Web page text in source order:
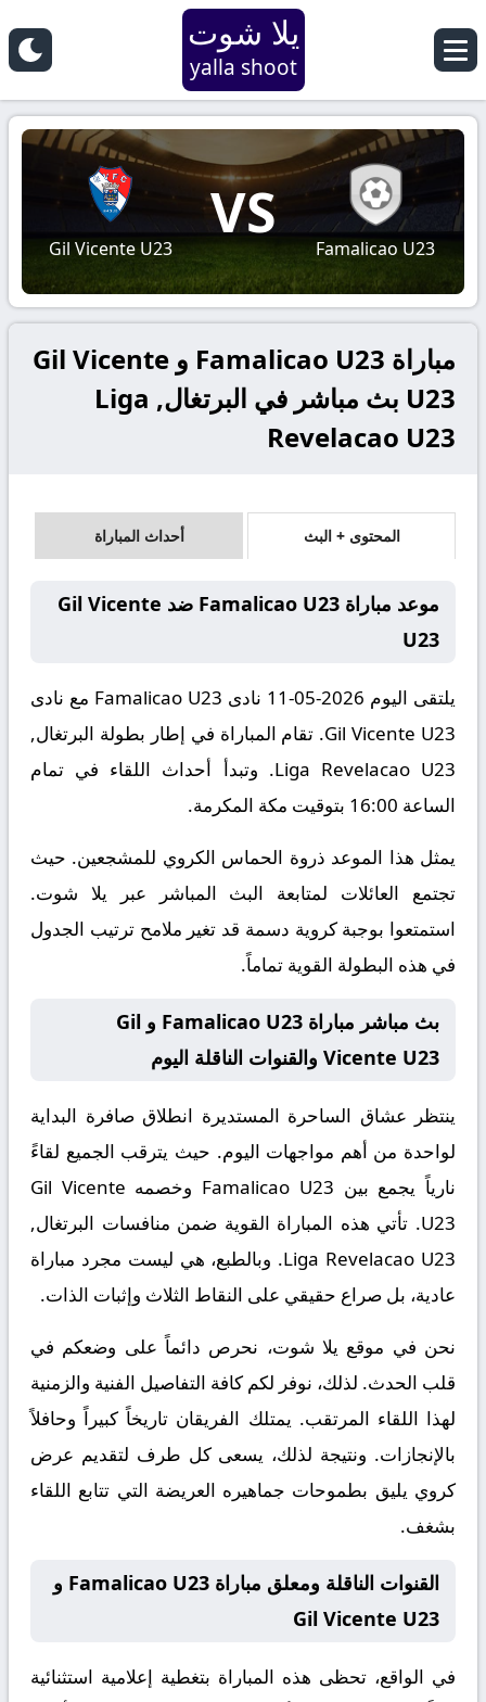
يلا شوت
yalla shoot
Famalicao U23
VS
Gil Vicente U23
مباراة Famalicao U23 و Gil Vicente
U23 بث مباشر في البرتغال, Liga
Revelacao U23
المحتوى + البث أحداث المباراة
موعد مباراة Famalicao U23 ضد Gil Vicente
U23
يلتقى اليوم 2026-05-11 نادى Famalicao U23 مع نادى
Gil Vicente U23. تقام المباراة في إطار بطولة البرتغال,
Liga Revelacao U23. وتبدأ أحداث اللقاء في تمام
الساعة 16:00 بتوقيت مكة المكرمة.
يمثل هذا الموعد ذروة الحماس الكروي للمشجعين. حيث
تجتمع العائلات لمتابعة البث المباشر عبر يلا شوت.
استمتعوا بوجبة كروية دسمة قد تغير ملامح ترتيب الجدول
في هذه البطولة القوية تماماً.
بث مباشر مباراة Famalicao U23 و Gil
Vicente U23 والقنوات الناقلة اليوم
ينتظر عشاق الساحرة المستديرة انطلاق صافرة البداية
لواحدة من أهم مواجهات اليوم. حيث يترقب الجميع لقاءً
نارياً يجمع بين Famalicao U23 وخصمه Gil Vicente
U23. تأتي هذه المباراة القوية ضمن منافسات البرتغال,
Liga Revelacao U23. وبالطبع، هي ليست مجرد مباراة
عادية، بل صراع حقيقي على النقاط الثلاث وإثبات الذات.
نحن في موقع يلا شوت، نحرص دائماً على وضعكم في
قلب الحدث. لذلك، نوفر لكم كافة التفاصيل الفنية والزمنية
لهذا اللقاء المرتقب. يمتلك الفريقان تاريخاً كبيراً وحافلاً
بالإنجازات. ونتيجة لذلك، يسعى كل طرف لتقديم عرض
كروي يليق بطموحات جماهيره العريضة التي تتابع اللقاء
بشغف.
القنوات الناقلة ومعلق مباراة Famalicao U23 و
Gil Vicente U23
في الواقع، تحظى هذه المباراة بتغطية إعلامية استثنائية